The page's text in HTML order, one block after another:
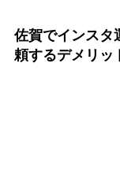
佐賀でインスタ
頼するデメリッ